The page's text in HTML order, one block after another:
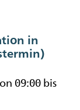
in
09:00 bis